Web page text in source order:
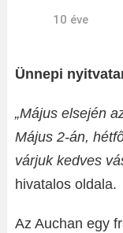
10 éve
Ünnepi
„Május elsején
Május 2-án,
várjuk kedves
hivatalos oldala.
Az Auchan egy